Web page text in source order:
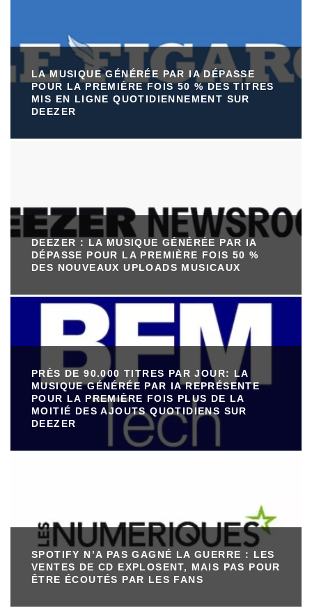
LA MUSIQUE GÉNÉRÉE PAR IA DÉPASSE
POUR LA PREMIÈRE FOIS 50 % DES TITRES
MIS EN LIGNE QUOTIDIENNEMENT SUR
DEEZER
DEEZER : LA MUSIQUE GÉNÉRÉE PAR IA
DÉPASSE POUR LA PREMIÈRE FOIS 50 %
DES NOUVEAUX UPLOADS MUSICAUX
PRÈS DE 90.000 TITRES PAR JOUR: LA
MUSIQUE GÉNÉRÉE PAR IA REPRÉSENTE
POUR LA PREMIÈRE FOIS PLUS DE LA
MOITIÉ DES AJOUTS QUOTIDIENS SUR
DEEZER
SPOTIFY N’A PAS GAGNÉ LA GUERRE : LES
VENTES DE CD EXPLOSENT, MAIS PAS POUR
ÊTRE ÉCOUTÉS PAR LES FANS